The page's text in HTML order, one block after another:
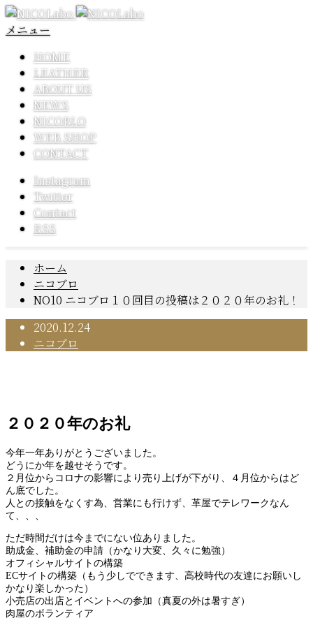
メニュー
HOME
LEATHER
ABOUT US
NEWS
NICOBLO
WEB SHOP
CONTACT
Instagram
Twitter
Contact
RSS
ホーム
ニコブロ
NO10 ニコブロ１０回目の投稿は２０２０年のお礼！
2020.12.24
ニコブロ
２０２０年のお礼
今年一年ありがとうございました。
どうにか年を越せそうです。
２月位からコロナの影響により売り上げが下がり、４月位からはど
ん底でした。
人との接触をなくす為、営業にも行けず、革屋でテレワークなん
て、、、
ただ時間だけは今までにない位ありました。
助成金、補助金の申請（かなり大変、久々に勉強）
オフィシャルサイトの構築
ECサイトの構築（もう少しでできます、高校時代の友達にお願いし
かなり楽しかった）
小売店の出店とイベントへの参加（真夏の外は暑すぎ）
肉屋のボランティア